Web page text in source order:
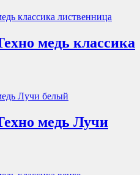
медь классика
медь Лучи